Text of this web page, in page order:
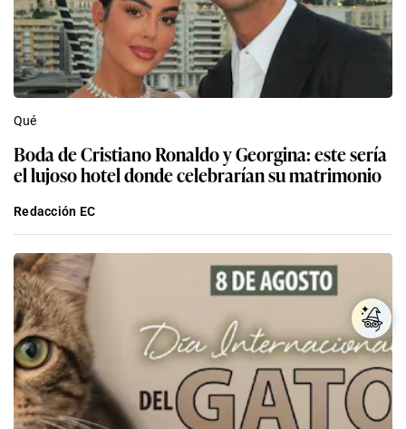
Qué
Boda de Cristiano Ronaldo y Georgina: este sería
el lujoso hotel donde celebrarían su matrimonio
Redacción EC